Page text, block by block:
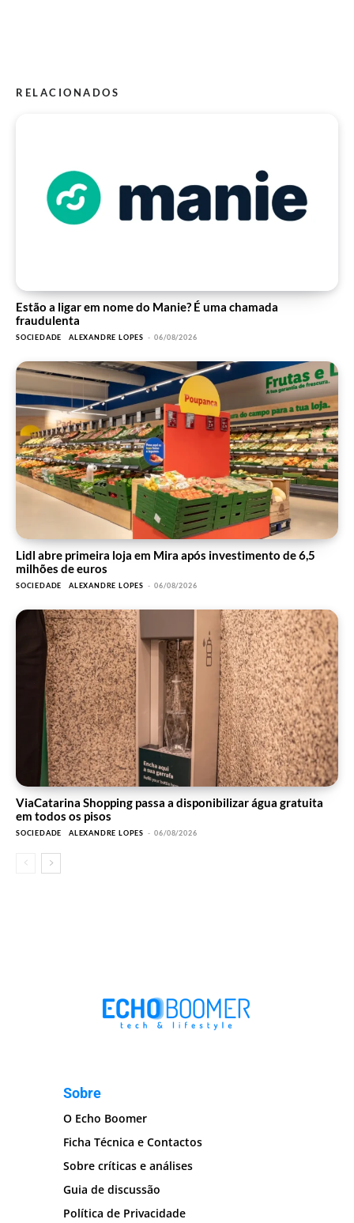
RELACIONADOS
Estão a ligar em nome do Manie? É uma chamada
fraudulenta
SOCIEDADE ALEXANDRE LOPES - 06/08/2026
Lidl abre primeira loja em Mira após investimento de 6,5
milhões de euros
SOCIEDADE ALEXANDRE LOPES - 06/08/2026
ViaCatarina Shopping passa a disponibilizar água gratuita
em todos os pisos
SOCIEDADE ALEXANDRE LOPES - 06/08/2026
Sobre
O Echo Boomer
Ficha Técnica e Contactos
Sobre críticas e análises
Guia de discussão
Política de Privacidade